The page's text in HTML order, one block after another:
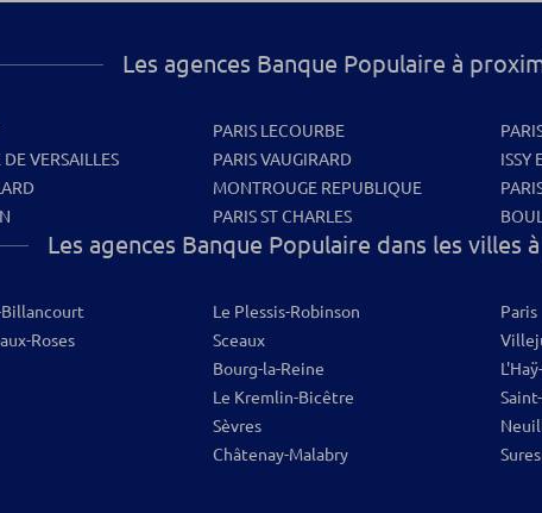
Les agences Banque Populaire à
DE VERSAILLES
PARIS LECOURBE
PARIS VAUGIRARD
MONTROUGE REPUBLIQUE
PARIS ST CHARLES
ISSY
Les agences Banque Populaire dans les villes
Roses
Le Plessis-Robinson
Sceaux
Bourg-la-Reine
Le Kremlin-Bicêtre
Sèvres
Châtenay-Malabry
Paris